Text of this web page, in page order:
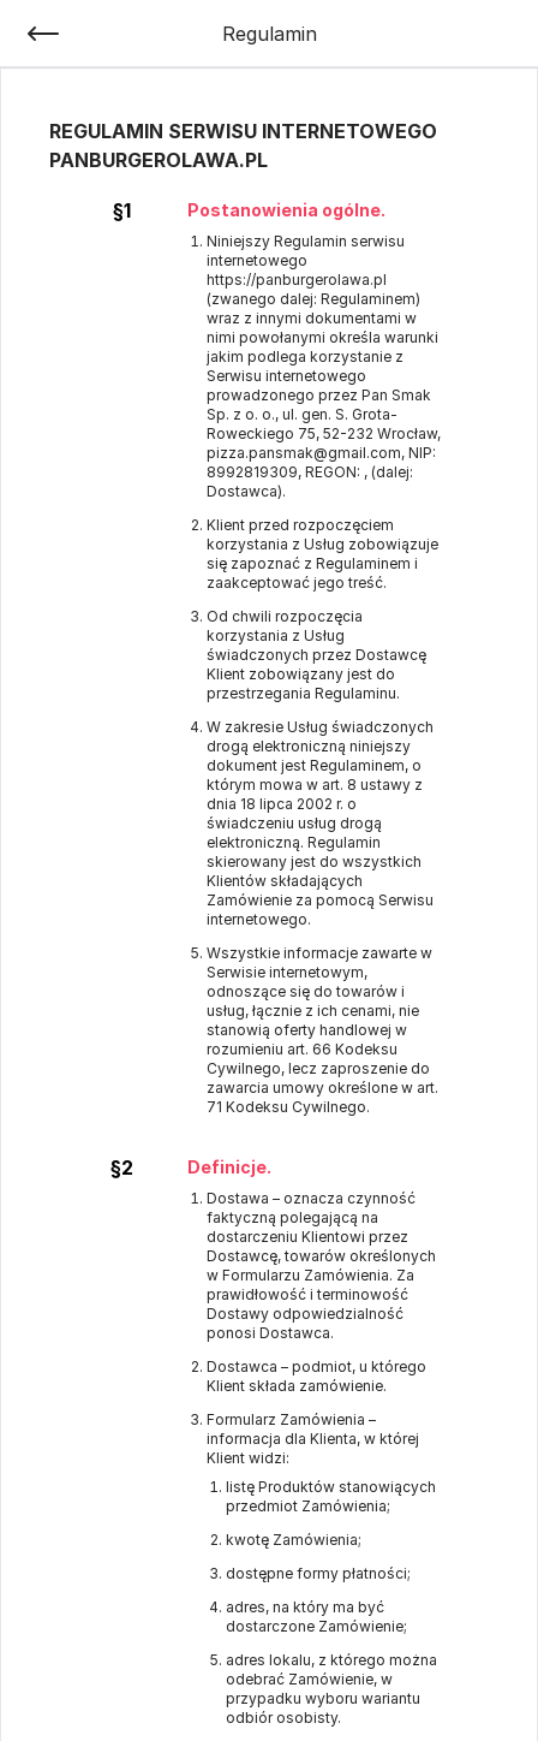
Regulamin
REGULAMIN SERWISU INTERNETOWEGO
PANBURGEROLAWA.PL
§1 Postanowienia ogólne.
Niniejszy Regulamin serwisu
internetowego
https://panburgerolawa.pl
(zwanego dalej: Regulaminem)
wraz z innymi dokumentami w
nimi powołanymi określa warunki
jakim podlega korzystanie z
Serwisu internetowego
prowadzonego przez Pan Smak
Sp. z o. o., ul. gen. S. Grota-
Roweckiego 75, 52-232 Wrocław,
pizza.pansmak@gmail.com, NIP:
8992819309, REGON: , (dalej:
Dostawca).
Klient przed rozpoczęciem
korzystania z Usług zobowiązuje
się zapoznać z Regulaminem i
zaakceptować jego treść.
Od chwili rozpoczęcia
korzystania z Usług
świadczonych przez Dostawcę
Klient zobowiązany jest do
przestrzegania Regulaminu.
W zakresie Usług świadczonych
drogą elektroniczną niniejszy
dokument jest Regulaminem, o
którym mowa w art. 8 ustawy z
dnia 18 lipca 2002 r. o
świadczeniu usług drogą
elektroniczną. Regulamin
skierowany jest do wszystkich
Klientów składających
Zamówienie za pomocą Serwisu
internetowego.
Wszystkie informacje zawarte w
Serwisie internetowym,
odnoszące się do towarów i
usług, łącznie z ich cenami, nie
stanowią oferty handlowej w
rozumieniu art. 66 Kodeksu
Cywilnego, lecz zaproszenie do
zawarcia umowy określone w art.
71 Kodeksu Cywilnego.
§2 Definicje.
Dostawa – oznacza czynność
faktyczną polegającą na
dostarczeniu Klientowi przez
Dostawcę, towarów określonych
w Formularzu Zamówienia. Za
prawidłowość i terminowość
Dostawy odpowiedzialność
ponosi Dostawca.
Dostawca – podmiot, u którego
Klient składa zamówienie.
Formularz Zamówienia –
informacja dla Klienta, w której
Klient widzi:
listę Produktów stanowiących
przedmiot Zamówienia;
kwotę Zamówienia;
dostępne formy płatności;
adres, na który ma być
dostarczone Zamówienie;
adres lokalu, z którego można
odebrać Zamówienie, w
przypadku wyboru wariantu
odbiór osobisty.